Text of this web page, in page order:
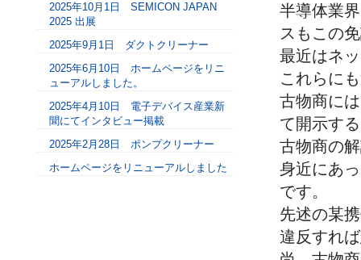
半導体業
スもこの
最近はネ
これらに
古物商に
て開示す
古物商の
身近にあ
です。
先述の某
違反すれ
2025年10月1日 SEMICON JAPAN
2025 出展
2025年9月1日 ダクトクリーナー
2025年6月10日 ホームページをリニ
ューアルしました。
2025年4月10日 電子デバイス産業新
聞にてインタビュー掲載
2025年2月28日 ポンプクリーナー
ホームページをリニューアルしました